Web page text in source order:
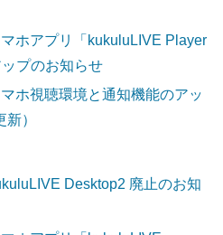
マホアプリ「kukuluLIVE Player
プのお知らせ
ホ視聴環境と通知機能のアッ
）
Desktop2 廃止のお知